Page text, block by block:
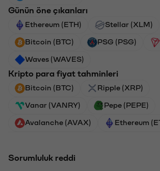
Günün öne çıkanları
Ethereum (ETH) Stellar (XLM)
Bitcoin (BTC) PSG (PSG)
Waves (WAVES)
Kripto para fiyat tahminleri
Bitcoin (BTC) Ripple (XRP)
Vanar (VANRY) Pepe (PEPE)
Avalanche (AVAX) Ethereum
Sorumluluk reddi